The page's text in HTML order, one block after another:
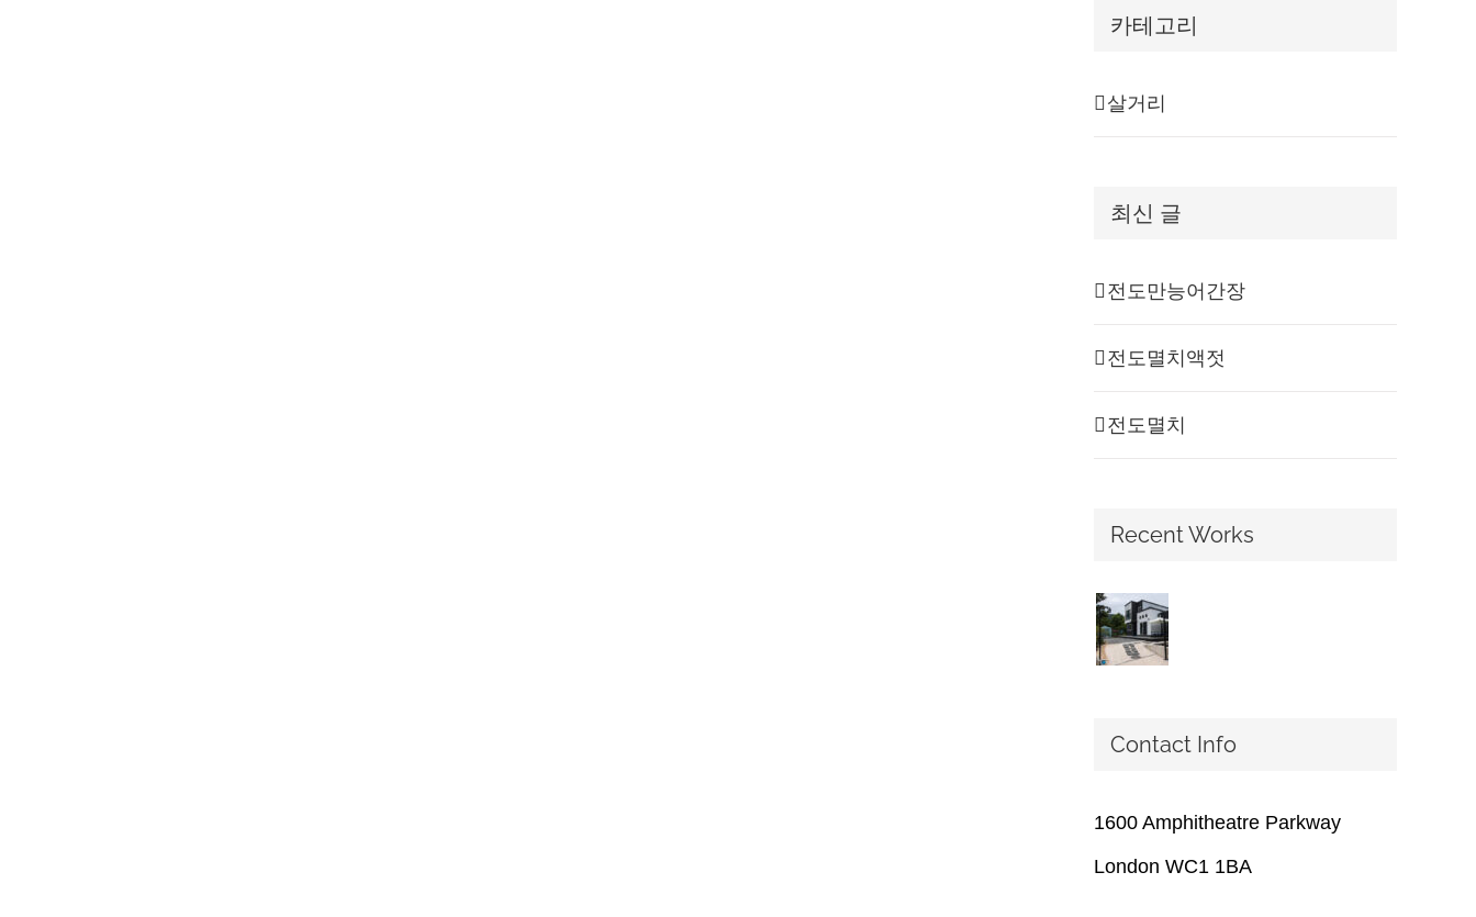
카테고리
살거리
최신 글
전도만능어간장
전도멸치액젓
전도멸치
Recent Works
Contact Info
1600 Amphitheatre Parkway
London WC1 1BA